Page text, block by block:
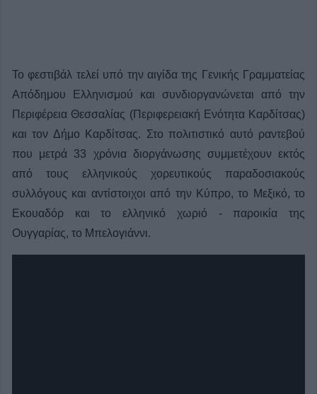
Το φεστιβάλ τελεί υπό την αιγίδα της Γενικής Γραμματείας
Απόδημου Ελληνισμού και συνδιοργανώνεται από την
Περιφέρεια Θεσσαλίας (Περιφερειακή Ενότητα Καρδίτσας)
και τον Δήμο Καρδίτσας. Στο πολιτιστικό αυτό ραντεβού
που μετρά 33 χρόνια διοργάνωσης συμμετέχουν εκτός
από τους ελληνικούς χορευτικούς παραδοσιακούς
συλλόγους και αντίστοιχοι από την Κύπρο, το Μεξικό, το
Εκουαδόρ και το ελληνικό χωριό - παροικία της
Ουγγαρίας, το Μπελογιάννι.